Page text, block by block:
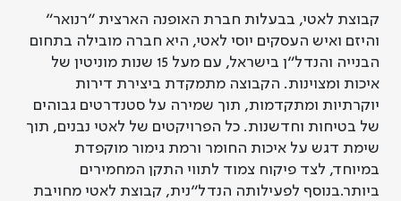
קבוצת לאטי, בבעלות חברת האופנה הארצית "רנואר"
והיזם ואיש העסקים יוסי לאטי, היא חברה מובילה בתחום
הבנייה והנדל"ן בישראל, עם מעל
שנות מוניטין של
איכות ומצוינות. הקבוצה מתמקדת ביצירת דירות
יוקרתיות ומתקדמות, תוך שמירה על סטנדרטים גבוהים
של בטיחות וחדשנות. כל הפרויקטים של לאטי נבנים, תוך
שימת דגש על איכות החומר ורמת גימור מוקפדת
במיוחד, לצד פיקוח צמוד לתווי התקן המחמירים
ביותר.בנוסף לפעילותה הנדל"נית, קבוצת לאטי מחויבת